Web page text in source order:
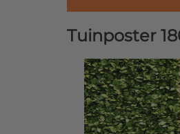
Tuinposter